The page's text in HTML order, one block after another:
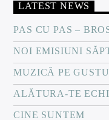
LATEST NEWS
PAS CU PAS –
NOI EMISIUNI
MUZICĂ PE
ALĂTURA-TE
CINE SUNTEM